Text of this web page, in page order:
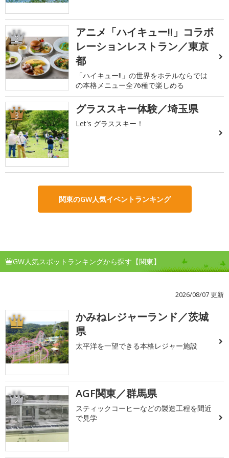
2
アニメ「ハイキュー!!」コラボ
レーションレストラン／東京
都
「ハイキュー!!」の世界をホテルならでは
の本格メニュー全76種で楽しめる
3 グラススキー体験／埼玉県
Let's グラススキー！
関東のGW人気イベントランキング
GW人気スポットランキングから探す【関東】
2026/08/07 更新
1
かみねレジャーランド／茨城
県
太平洋を一望できる本格レジャー施設
2 AGF関東／群馬県
スティックコーヒーなどの製造工程を間近
で見学